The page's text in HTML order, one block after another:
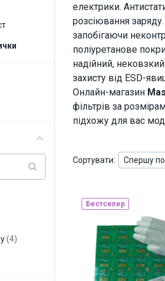
електрики.
розсіювання
запобігаючи
поліуретанове
надійний,
захисту від ESD-
Онлайн-магазин
фільтрів за
підхожу для вас
Сортувати: Спершу
Бестселер
(4)